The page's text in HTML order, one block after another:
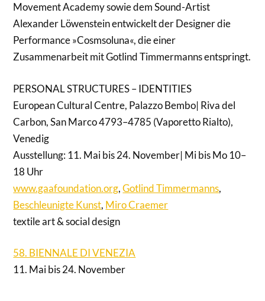
Movement Academy sowie dem Sound-Artist
Alexander Löwenstein entwickelt der Designer die
Performance »Cosmsoluna«, die einer
Zusammenarbeit mit Gotlind Timmermanns entspringt.
PERSONAL STRUCTURES – IDENTITIES
European Cultural Centre, Palazzo Bembo| Riva del
Carbon, San Marco 4793–4785 (Vaporetto Rialto),
Venedig
Ausstellung: 11. Mai bis 24. November| Mi bis Mo 10–
18 Uhr
www.gaafoundation.org,Gotlind Timmermanns,
Beschleunigte Kunst, Miro Craemer
textile art & social design
58. BIENNALE DI VENEZIA
11. Mai bis 24. November